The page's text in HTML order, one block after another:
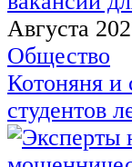
Августа
Общество
Котоняня и
студентов